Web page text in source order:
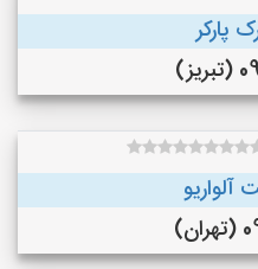
پارکر
آلواریو